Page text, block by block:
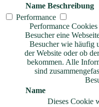
Name Beschreibung
Performance
Performance
Besucher eine
Besucher wie häufig
der Website oder ob
bekommen. Alle
sind
Name
Dieses Cookie